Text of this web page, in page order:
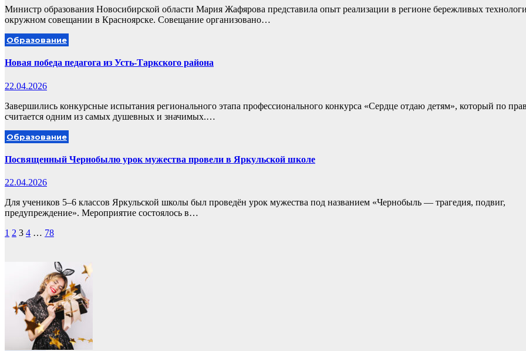
Министр образования Новосибирской области Мария Жафярова представила опыт реализации в регионе бережливых
окружном совещании в Красноярске. Совещание организовано…
Образование
Новая победа педагога из Усть-Таркского района
22.04.2026
Завершились конкурсные испытания регионального этапа профессионального конкурса «Сердце отдаю детям», который по
считается одним из самых душевных и значимых.…
Образование
Посвященный Чернобылю урок мужества провели в Яркульской школе
22.04.2026
Для учеников 5–6 классов Яркульской школы был проведён урок мужества под названием «Чернобыль — трагедия, подвиг,
предупреждение». Мероприятие состоялось в…
Пагинация
1 2 3 4 … 78